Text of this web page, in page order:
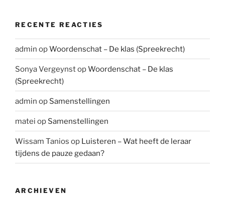
RECENTE REACTIES
admin opWoordenschat – De klas (Spreekrecht)
Sonya VergeynstopWoordenschat – De klas
(Spreekrecht)
admin op Samenstellingen
matei op Samenstellingen
Wissam Tanios op Luisteren – Wat heeft de leraar
tijdens de pauze gedaan?
ARCHIEVEN